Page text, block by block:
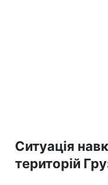
Ситуація
територій